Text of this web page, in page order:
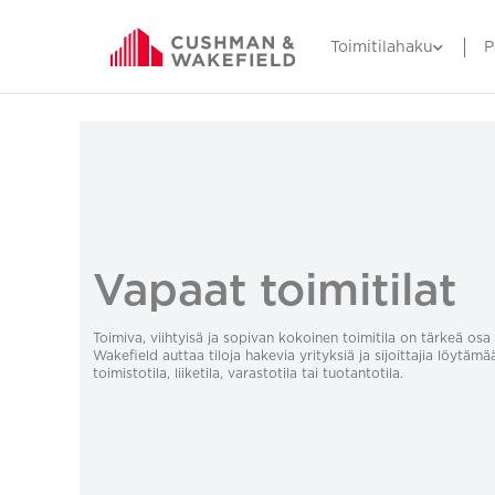
Toimitilahaku
Vapaat toimitilat
Toimiva, viihtyisä ja sopivan kokoinen toimitila on tärkeä osa
Wakefield auttaa tiloja hakevia yrityksiä ja sijoittajia
toimistotila, liiketila, varastotila tai tuotantotila.